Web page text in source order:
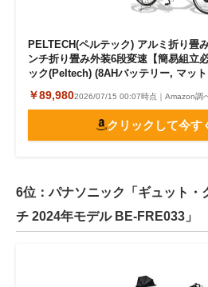
PELTECH(ペルテック) アルミ折り畳
ンチ折り畳み外装6段変速【簡易組立
ック(Peltech) (8AHバッテリー, マッ
￥89,9802026/07/15 00:07時点｜Amazon調
クリックして今す
6位：パナソニック「ギュット・
チ 2024年モデル BE-FRE033」